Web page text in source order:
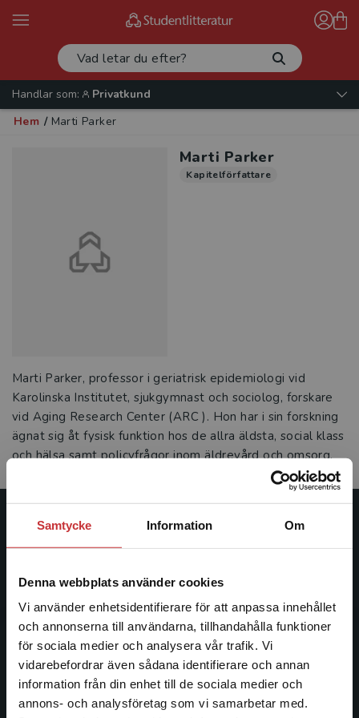
Samtycke Information Om
Denna webbplats använder cookies
Vi använder enhetsidentifierare för att anpassa innehållet
och annonserna till användarna, tillhandahålla funktioner
för sociala medier och analysera vår trafik. Vi
vidarebefordrar även sådana identifierare och annan
information från din enhet till de sociala medier och
annons- och analysföretag som vi samarbetar med.
Begränsad fraktregion
Handlar som:
Privatkund
Hem / Marti Parker
Marti Parker
Kapitelförfattare
Marti Parker, professor i geriatrisk epidemiologi vid
Karolinska Institutet, sjukgymnast och sociolog, forskare
vid Aging Research Center (ARC ). Hon har i sin forskning
ägnat sig åt fysisk funktion hos de allra äldsta, social klass
och hälsa samt policyfrågor inom äldrevård och omsorg.
Studentlitteratur
ledande utbildningsförlag. Med läromedel, kurslitteratur,
facklitteratur, utbildningar och digitala
informationstjänster i utbudet, finns Studentlitteratur med
längs hela kunskapsresan.
Kontakta oss